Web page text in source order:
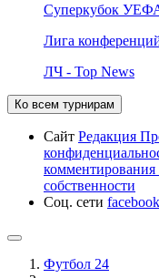
Суперкубок
Лига
ЛЧ - Top News
Ко всем турнирам
Сайт Редакция
комментирования
собственности
Соц. сети facebook
Футбол 24